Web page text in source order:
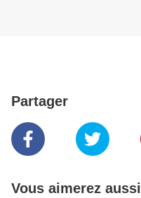
Partager
Vous aimerez aussi